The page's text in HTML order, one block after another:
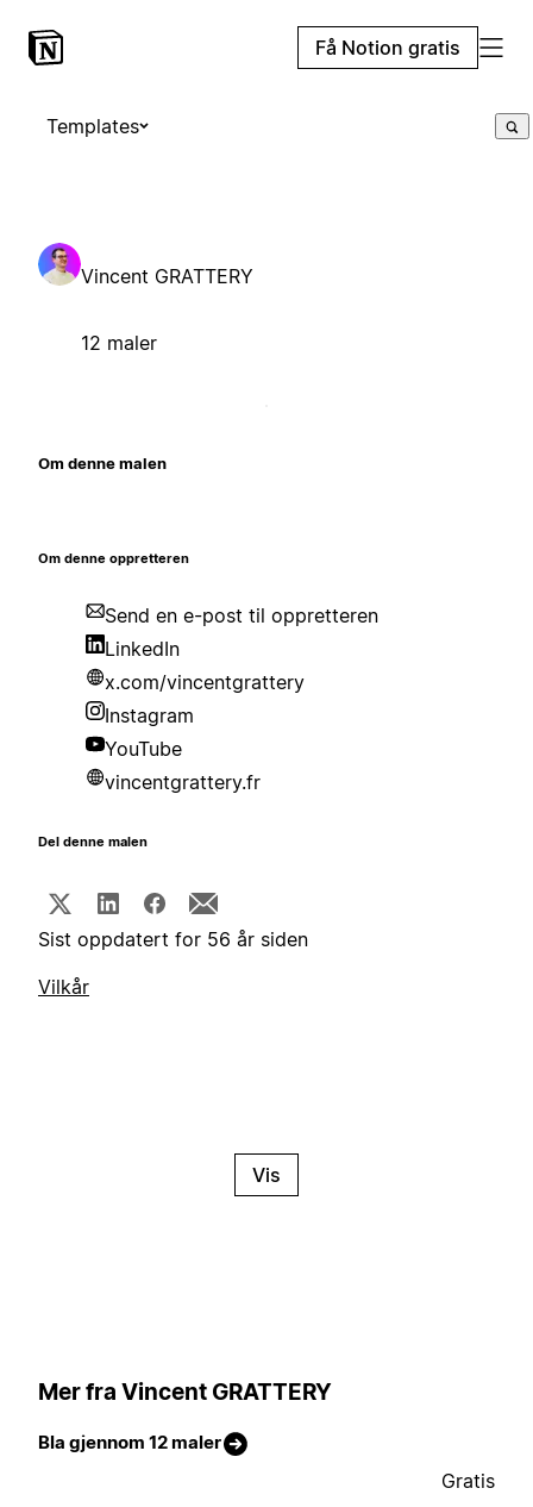
Få Notion gratis
Templates
Vincent GRATTERY
12 maler
Om denne malen
Om denne oppretteren
Send en e-post til oppretteren
LinkedIn
x.com/vincentgrattery
Instagram
YouTube
vincentgrattery.fr
Del denne malen
Sist oppdatert for 56 år siden
Vilkår
Vis
Mer fra Vincent GRATTERY
Bla gjennom 12 maler
Gratis